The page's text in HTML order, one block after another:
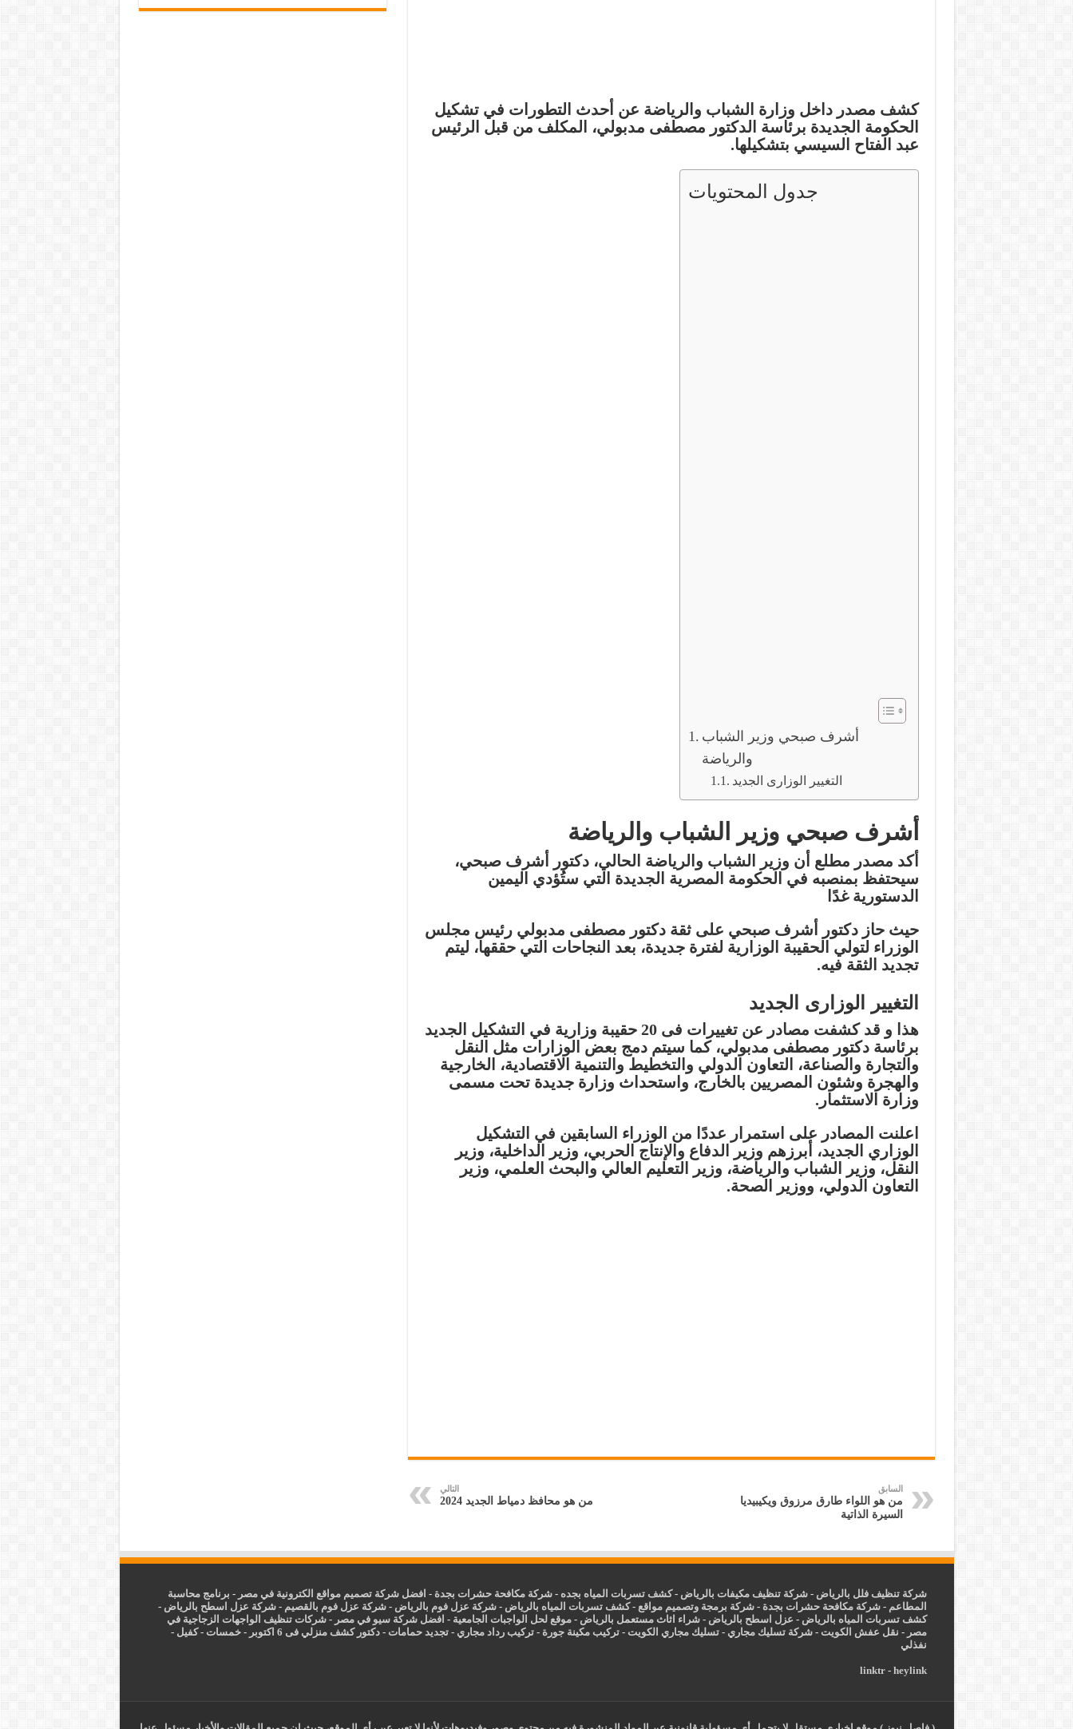
كشف مصدر داخل وزارة الشباب والرياضة عن أحدث التطورات في تشكيل
الحكومة الجديدة برئاسة الدكتور مصطفى مدبولي، المكلف من قبل الرئيس
عبد الفتاح السيسي بتشكيلها.
جدول المحتويات
أشرف صبحي وزير الشباب
والرياضة
التغيير الوزارى الجديد
أشرف صبحي وزير الشباب والرياضة
أكد مصدر مطلع أن وزير الشباب والرياضة الحالي، دكتور أشرف صبحي،
سيحتفظ بمنصبه في الحكومة المصرية الجديدة التي ستُؤدي اليمين
الدستورية غدًا
حيث حاز دكتور أشرف صبحي على ثقة دكتور مصطفى مدبولي رئيس مجلس
الوزراء لتولي الحقيبة الوزارية لفترة جديدة، بعد النجاحات التي حققها، ليتم
تجديد الثقة فيه.
التغيير الوزارى الجديد
هذا و قد كشفت مصادر عن تغييرات فى 20 حقيبة وزارية في التشكيل الجديد
برئاسة دكتور مصطفى مدبولي، كما سيتم دمج بعض الوزارات مثل النقل
والتجارة والصناعة، التعاون الدولي والتخطيط والتنمية الاقتصادية، الخارجية
والهجرة وشئون المصريين بالخارج، واستحداث وزارة جديدة تحت مسمى
وزارة الاستثمار.
اعلنت المصادر على استمرار عددًا من الوزراء السابقين في التشكيل
الوزاري الجديد، أبرزهم وزير الدفاع والإنتاج الحربي، وزير الداخلية، وزير
النقل، وزير الشباب والرياضة، وزير التعليم العالي والبحث العلمي، وزير
التعاون الدولي، ووزير الصحة.
السابق
من هو اللواء طارق مرزوق ويكيبيديا
السيرة الذاتية
التالي
من هو محافظ دمياط الجديد 2024
شركة تنظيف فلل بالرياض -شركة تنظيف مكيفات بالرياض -كشف تسربات المياه بجده -شركة مكافحة حشرات بجدة - افضل شركة تصميم مواقع الكترونية في مصر - برنامج محاسبة
المطاعم -شركة مكافحة حشرات بجدة -شركة برمجة وتصميم مواقع -كشف تسربات المياه بالرياض -شركة عزل فوم بالرياض -شركة عزل فوم بالقصيم -شركة عزل اسطح بالرياض -
كشف تسربات المياه بالرياض - عزل اسطح بالرياض -شراء اثاث مستعمل بالرياض - موقع لحل الواجبات الجامعية - افضل شركة سيو في مصر -شركات تنظيف الواجهات الزجاجية في
مصر - نقل عفش الكويت -شركة تسليك مجاري -تسليك مجاري الكويت -تركيب مكينة جورة -تركيب رداد مجاري -تجديد حمامات -دكتور كشف منزلي فى 6 اكتوبر -خمسات -كفيل -
نفذلي
linktr- heylink